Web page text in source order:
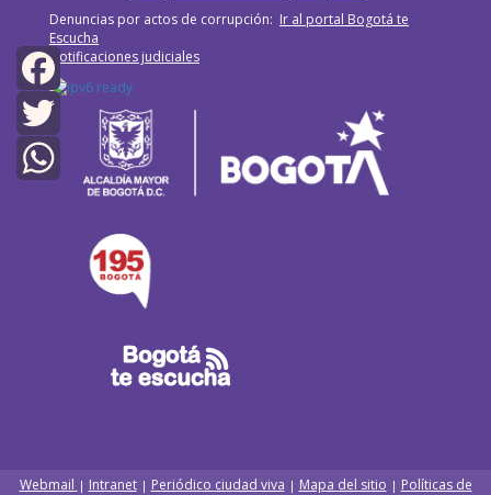
Facebook
Twitter
WhatsApp
Denuncias por actos de corrupción: Ir al portal Bogotá te
Escucha
Notificaciones judiciales
Webmail | Intranet| Periódico ciudad viva | Mapa del sitio | Políticas de